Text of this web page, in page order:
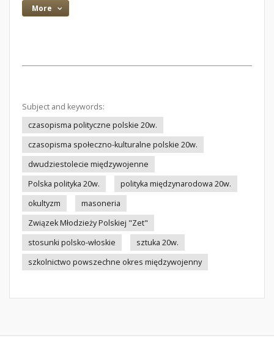
More
Subject and keywords:
czasopisma polityczne polskie 20w.
czasopisma społeczno-kulturalne polskie 20w.
dwudziestolecie międzywojenne
Polska polityka 20w.
polityka międzynarodowa 20w.
okultyzm
masoneria
Związek Młodzieży Polskiej "Zet"
stosunki polsko-włoskie
sztuka 20w.
szkolnictwo powszechne okres międzywojenny